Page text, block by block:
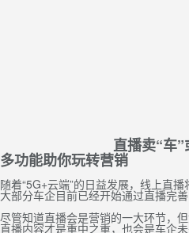
直播卖“车
多功能助你玩转营销
随着“5G+云端”的日益发展，线上直
大部分车企目前已经开始通过直播完
尽管知道直播会是营销的一大环节，
直播内容才是重中之重，也会是车企